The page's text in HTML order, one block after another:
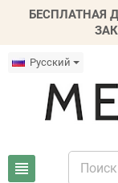
БЕСПЛАТНАЯ
Русский
view_headline